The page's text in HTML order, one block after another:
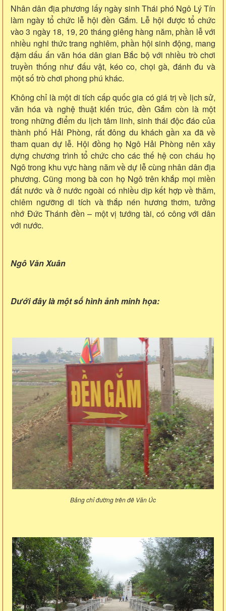
Nhân dân địa phương lấy ngày sinh Thái phó Ngô Lý Tín
làm ngày tổ chức lễ hội đền Gắm. Lễ hội được tổ chức
vào 3 ngày 18, 19, 20 tháng giêng hàng năm, phần lễ với
nhiều nghi thức trang nghiêm, phần hội sinh động, mang
đậm dấu ấn văn hóa dân gian Bắc bộ với nhiều trò chơi
truyền thống như đấu vật, kéo co, chọi gà, đánh đu và
một số trò chơi phong phú khác.
Không chỉ là một di tích cấp quốc gia có giá trị về lịch sử,
văn hóa và nghệ thuật kiến trúc, đền Gắm còn là một
trong những điểm du lịch tâm linh, sinh thái độc đáo của
thành phố Hải Phòng, rất đông du khách gần xa đã về
tham quan dự lễ. Hội đồng họ Ngô Hải Phòng nên xây
dựng chương trình tổ chức cho các thế hệ con cháu họ
Ngô trong khu vực hàng năm về dự lễ cùng nhân dân địa
phương. Cũng mong bà con họ Ngô trên khắp mọi miền
đất nước và ở nước ngoài có nhiều dịp kết hợp về thăm,
chiêm ngưỡng di tích và thắp nén hương thơm, tưởng
nhớ Đức Thánh đền – một vị tướng tài, có công với dân
với nước.
Ngô Văn Xuân
Dưới đây là một số hình ảnh minh họa:
Bảng chỉ đường trên đê Văn Úc